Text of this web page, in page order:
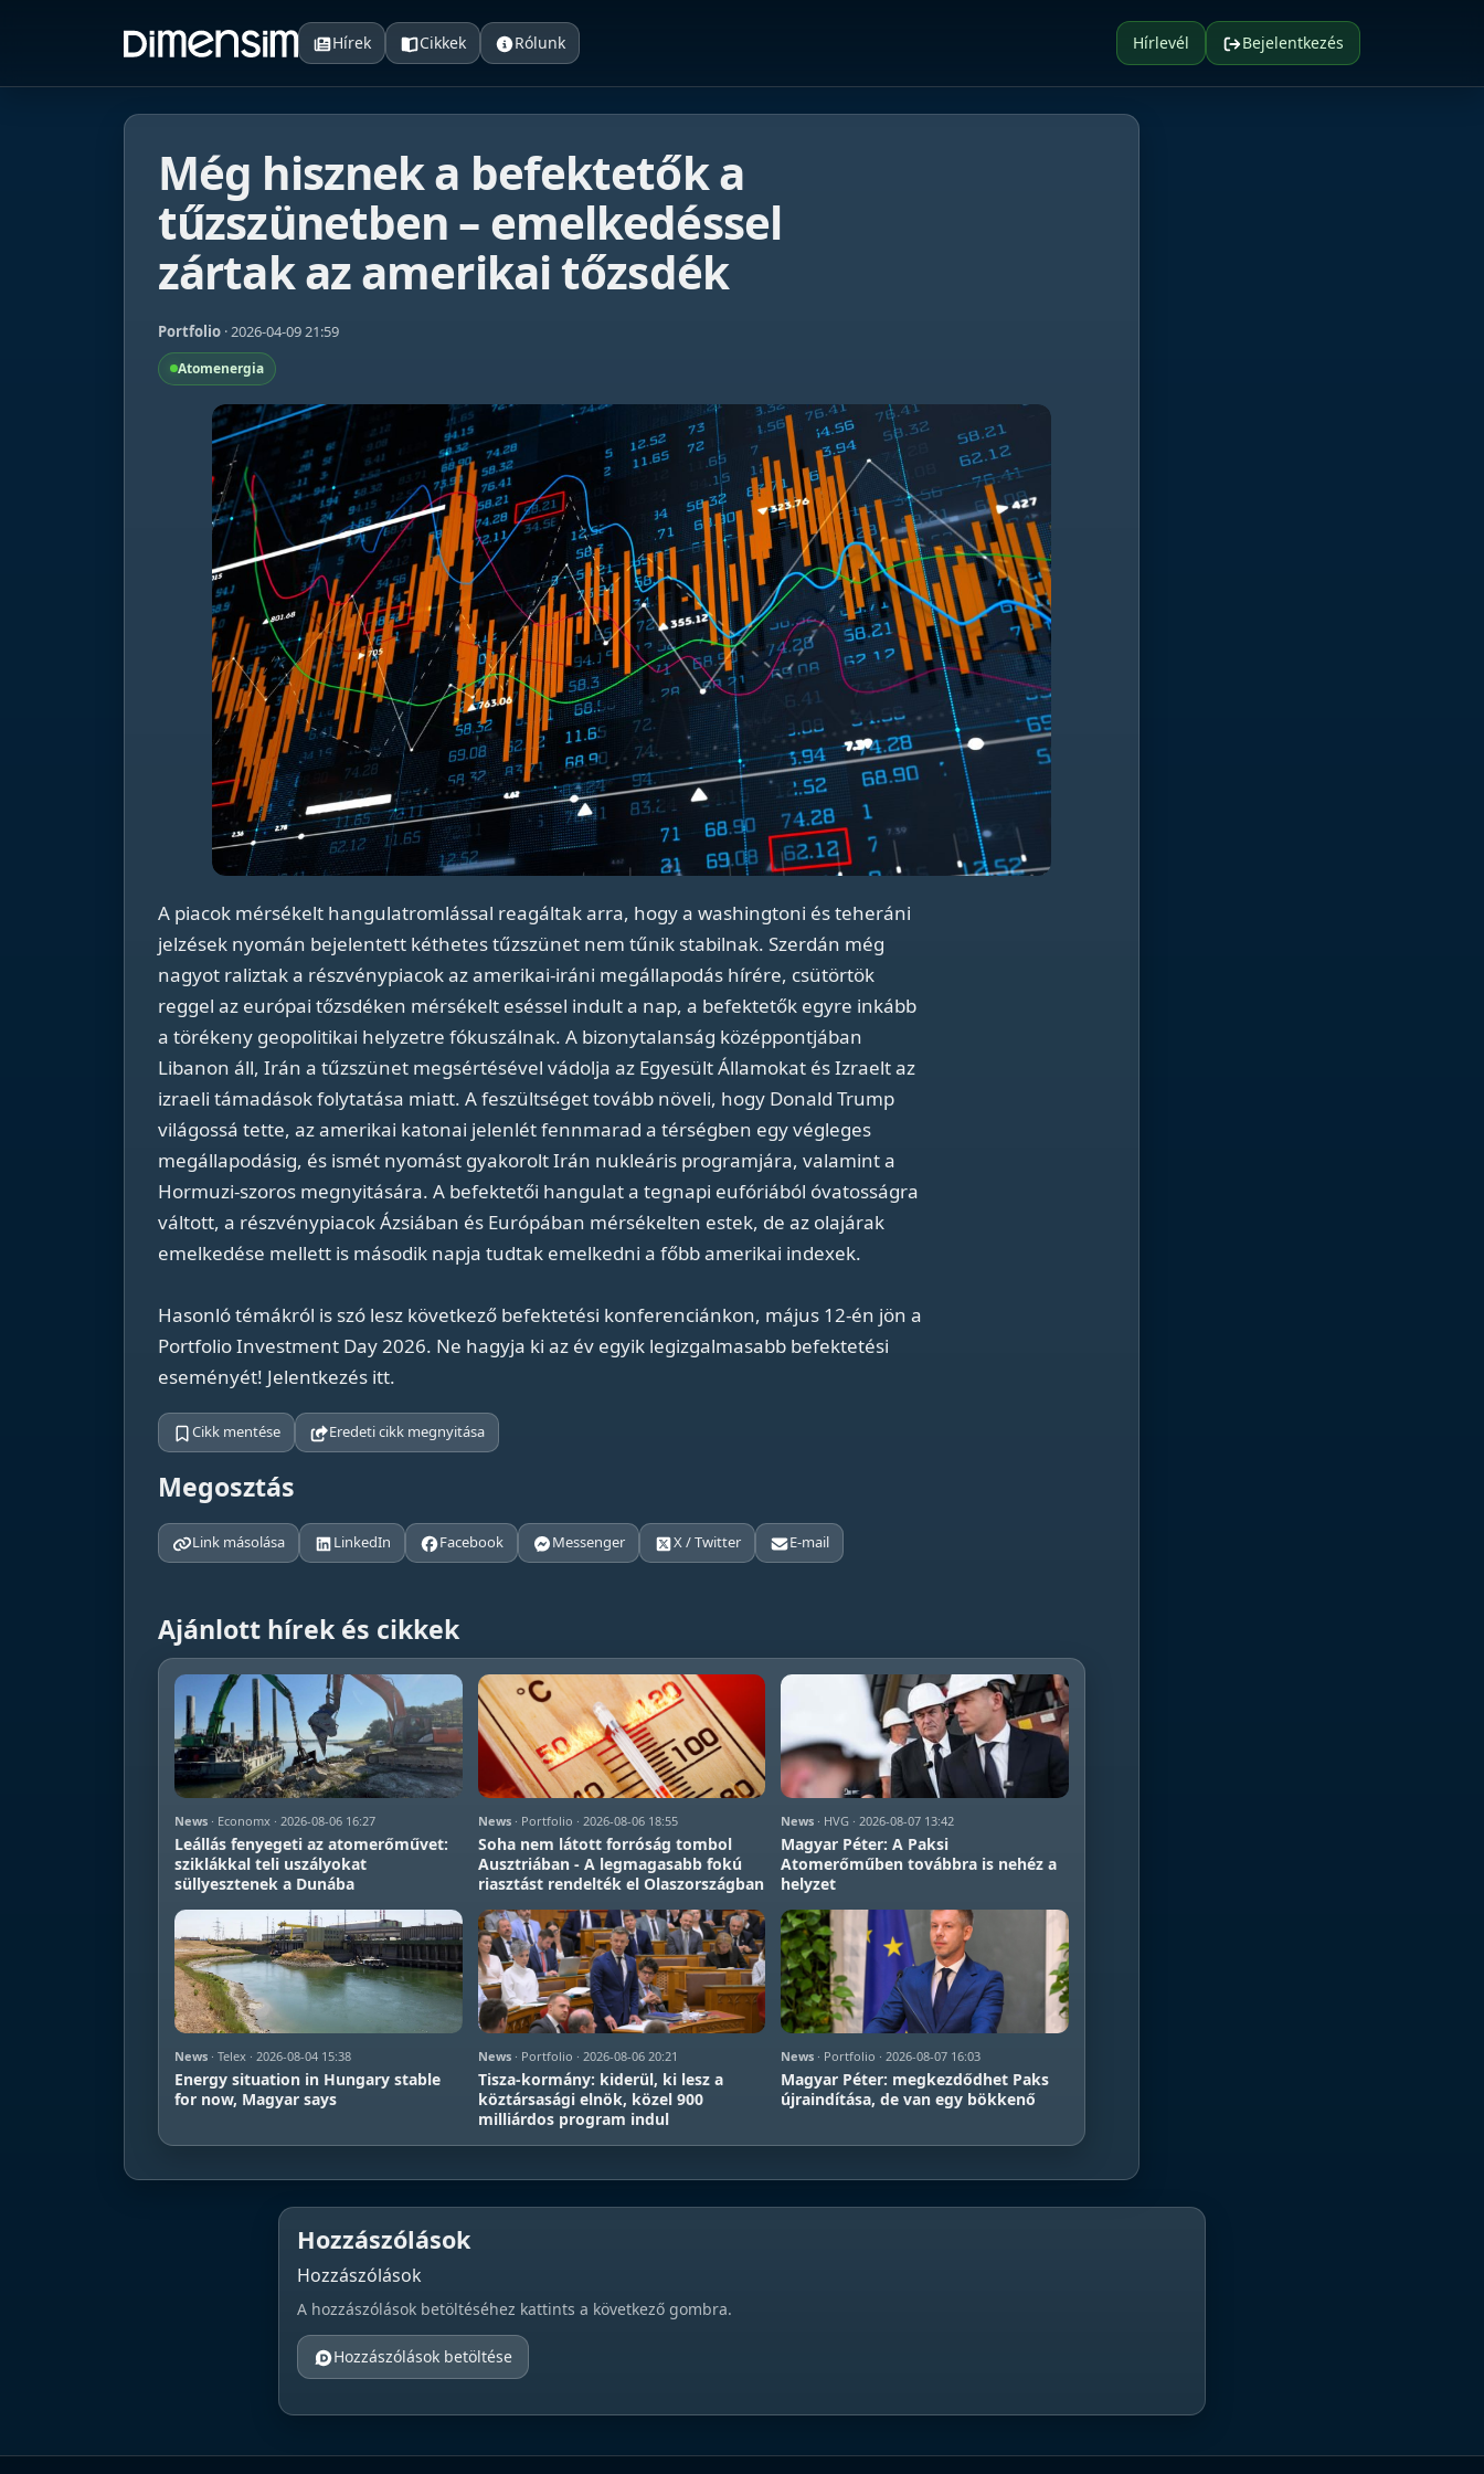
Hírlevél Bejelentkezés
Hírek Cikkek Rólunk
Még hisznek a befektetők a
tűzszünetben – emelkedéssel
zártak az amerikai tőzsdék
Portfolio · 2026-04-09 21:59
Atomenergia
A piacok mérsékelt hangulatromlással reagáltak arra, hogy a washingtoni és teheráni
jelzések nyomán bejelentett kéthetes tűzszünet nem tűnik stabilnak. Szerdán még
nagyot raliztak a részvénypiacok az amerikai-iráni megállapodás hírére, csütörtök
reggel az európai tőzsdéken mérsékelt eséssel indult a nap, a befektetők egyre inkább
a törékeny geopolitikai helyzetre fókuszálnak. A bizonytalanság középpontjában
Libanon áll, Irán a tűzszünet megsértésével vádolja az Egyesült Államokat és Izraelt az
izraeli támadások folytatása miatt. A feszültséget tovább növeli, hogy Donald Trump
világossá tette, az amerikai katonai jelenlét fennmarad a térségben egy végleges
megállapodásig, és ismét nyomást gyakorolt Irán nukleáris programjára, valamint a
Hormuzi-szoros megnyitására. A befektetői hangulat a tegnapi eufóriából óvatosságra
váltott, a részvénypiacok Ázsiában és Európában mérsékelten estek, de az olajárak
emelkedése mellett is második napja tudtak emelkedni a főbb amerikai indexek.
Hasonló témákról is szó lesz következő befektetési konferenciánkon, május 12-én jön a
Portfolio Investment Day 2026. Ne hagyja ki az év egyik legizgalmasabb befektetési
eseményét! Jelentkezés itt.
Cikk mentése Eredeti cikk megnyitása
Megosztás
Link másolása LinkedIn Facebook Messenger X / Twitter E-mail
Ajánlott hírek és cikkek
News · Economx · 2026-08-06 16:27
Leállás fenyegeti az atomerőművet:
sziklákkal teli uszályokat
süllyesztenek a Dunába
News· Portfolio · 2026-08-06 18:55
Soha nem látott forróság tombol
Ausztriában - A legmagasabb fokú
riasztást rendelték el Olaszországban
News · HVG · 2026-08-07 13:42
Magyar Péter: A Paksi
Atomerőműben továbbra is nehéz a
helyzet
News · Telex · 2026-08-04 15:38
Energy situation in Hungary stable
for now, Magyar says
News· Portfolio · 2026-08-06 20:21
Tisza-kormány: kiderül, ki lesz a
köztársasági elnök, közel 900
milliárdos program indul
News · Portfolio · 2026-08-07 16:03
Magyar Péter: megkezdődhet Paks
újraindítása, de van egy bökkenő
Hozzászólások
Hozzászólások
A hozzászólások betöltéséhez kattints a következő gombra.
Hozzászólások betöltése